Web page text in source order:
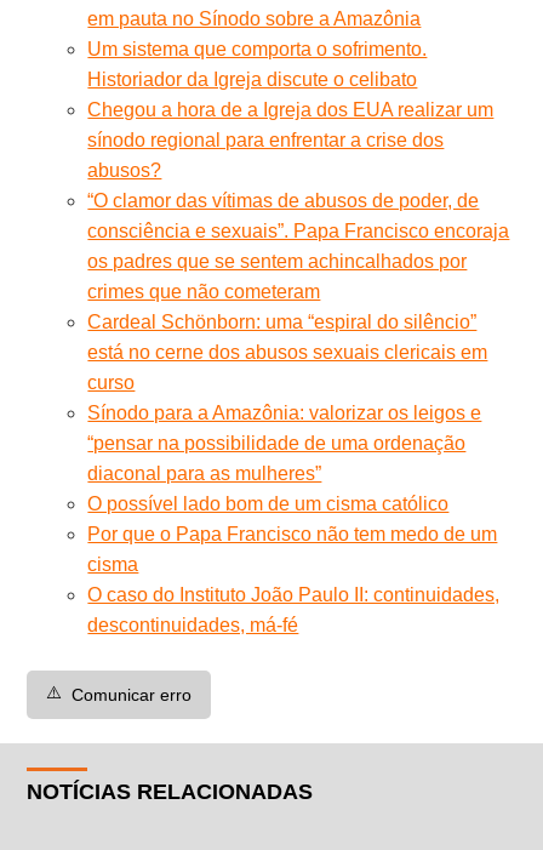
em pauta no Sínodo sobre a Amazônia
Um sistema que comporta o sofrimento.
Historiador da Igreja discute o celibato
Chegou a hora de a Igreja dos EUA realizar um
sínodo regional para enfrentar a crise dos
abusos?
“O clamor das vítimas de abusos de poder, de
consciência e sexuais”. Papa Francisco encoraja
os padres que se sentem achincalhados por
crimes que não cometeram
Cardeal Schönborn: uma “espiral do silêncio”
está no cerne dos abusos sexuais clericais em
curso
Sínodo para a Amazônia: valorizar os leigos e
“pensar na possibilidade de uma ordenação
diaconal para as mulheres”
O possível lado bom de um cisma católico
Por que o Papa Francisco não tem medo de um
cisma
O caso do Instituto João Paulo II: continuidades,
descontinuidades, má-fé
⚠️ Comunicar erro
NOTÍCIAS RELACIONADAS